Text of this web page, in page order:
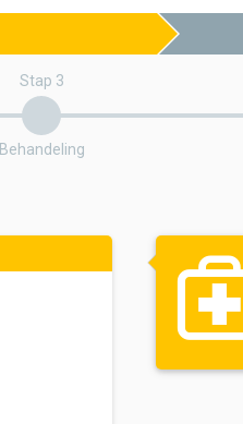
Stap 3
Behandeling